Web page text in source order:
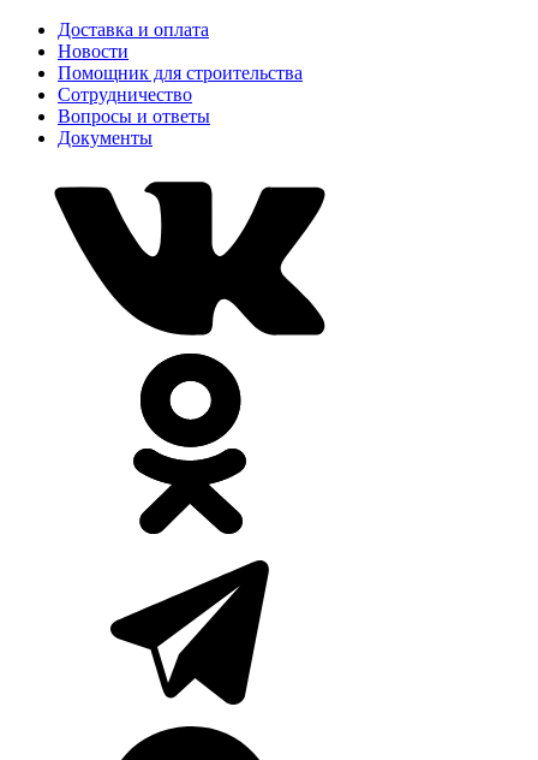
Доставка и оплата
Новости
Помощник для строительства
Сотрудничество
Вопросы и ответы
Документы